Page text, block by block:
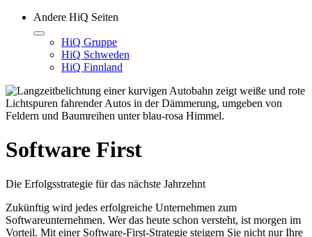
Andere HiQ Seiten
HiQ Gruppe
HiQ Schweden
HiQ Finnland
Software First
Die Erfolgsstrategie für das nächste Jahrzehnt
Zukünftig wird jedes erfolgreiche Unternehmen zum
Softwareunternehmen. Wer das heute schon versteht, ist morgen im
Vorteil. Mit einer Software-First-Strategie steigern Sie nicht nur Ihre